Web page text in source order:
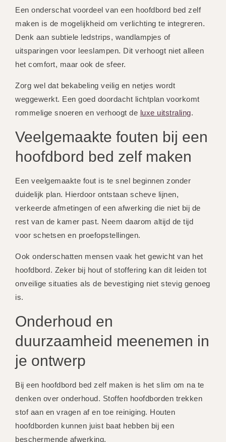
Een onderschat voordeel van een hoofdbord bed zelf
maken is de mogelijkheid om verlichting te integreren.
Denk aan subtiele ledstrips, wandlampjes of
uitsparingen voor leeslampen. Dit verhoogt niet alleen
het comfort, maar ook de sfeer.
Zorg wel dat bekabeling veilig en netjes wordt
weggewerkt. Een goed doordacht lichtplan voorkomt
rommelige snoeren en verhoogt de luxe uitstraling.
Veelgemaakte fouten bij een
hoofdbord bed zelf maken
Een veelgemaakte fout is te snel beginnen zonder
duidelijk plan. Hierdoor ontstaan scheve lijnen,
verkeerde afmetingen of een afwerking die niet bij de
rest van de kamer past. Neem daarom altijd de tijd
voor schetsen en proefopstellingen.
Ook onderschatten mensen vaak het gewicht van het
hoofdbord. Zeker bij hout of stoffering kan dit leiden tot
onveilige situaties als de bevestiging niet stevig genoeg
is.
Onderhoud en
duurzaamheid meenemen in
je ontwerp
Bij een hoofdbord bed zelf maken is het slim om na te
denken over onderhoud. Stoffen hoofdborden trekken
stof aan en vragen af en toe reiniging. Houten
hoofdborden kunnen juist baat hebben bij een
beschermende afwerking.